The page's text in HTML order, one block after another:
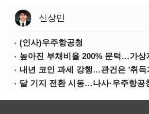
신상민
(인사)우주항공청
달 기지 전환 시동…나사·우주항공